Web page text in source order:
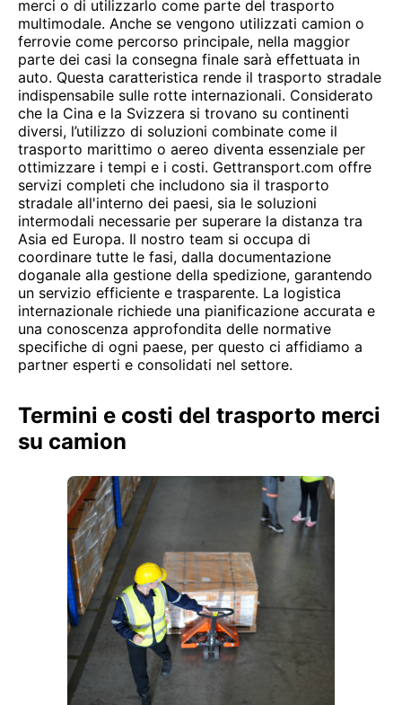
merci o di utilizzarlo come parte del trasporto
multimodale. Anche se vengono utilizzati camion o
ferrovie come percorso principale, nella maggior
parte dei casi la consegna finale sarà effettuata in
auto. Questa caratteristica rende il trasporto stradale
indispensabile sulle rotte internazionali. Considerato
che la Cina e la Svizzera si trovano su continenti
diversi, l’utilizzo di soluzioni combinate come il
trasporto marittimo o aereo diventa essenziale per
ottimizzare i tempi e i costi. Gettransport.com offre
servizi completi che includono sia il trasporto
stradale all'interno dei paesi, sia le soluzioni
intermodali necessarie per superare la distanza tra
Asia ed Europa. Il nostro team si occupa di
coordinare tutte le fasi, dalla documentazione
doganale alla gestione della spedizione, garantendo
un servizio efficiente e trasparente. La logistica
internazionale richiede una pianificazione accurata e
una conoscenza approfondita delle normative
specifiche di ogni paese, per questo ci affidiamo a
partner esperti e consolidati nel settore.
Termini e costi del trasporto merci
su camion